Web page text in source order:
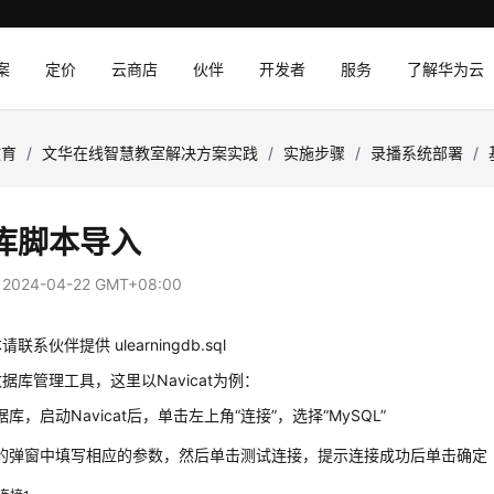
定价 云商店 伙伴 开发者 服务 了解华为云
/ 文华在线智慧教室解决方案实践 / 实施步骤 / 录播系统部署 /
脚本导入
2024-04-22 GMT+08:00
联系伙伴提供 ulearningdb.sql
库管理工具，这里以Navicat为例：
库，启动Navicat后，单击左上角“连接”，选择“MySQL”
弹窗中填写相应的参数，然后单击测试连接，提示连接成功后单击确定